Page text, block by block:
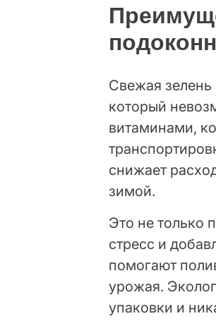
Свежая
который
витаминами,
снижает
зимой.
Это не только
стресс и
помогают
урожая.
упаковки и